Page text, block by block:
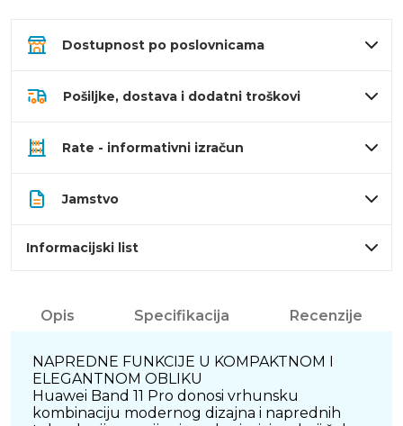
Dostupnost po poslovnicama
Pošiljke, dostava i dodatni troškovi
Rate - informativni izračun
Jamstvo
Informacijski list
Opis Specifikacija Recenzije
NAPREDNE FUNKCIJE U KOMPAKTNOM I
ELEGANTNOM OBLIKU
Huawei Band 11 Pro donosi vrhunsku
kombinaciju modernog dizajna i naprednih